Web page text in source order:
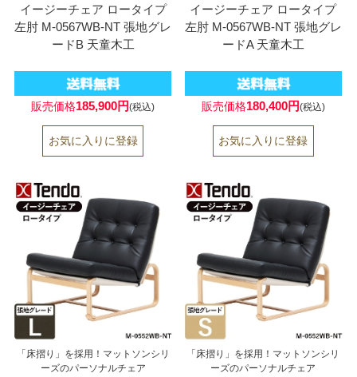
イージーチェア ロータイプ
左肘 M-0567WB-NT 張地グレ
ードB 天童木工
販売価格185,900円(税込)
イージーチェア ロータイプ
左肘 M-0567WB-NT 張地グレ
ードA 天童木工
販売価格180,400円(税込)
「床摺り」を採用！マットソンシリ
ーズのパーソナルチェア
「床摺り」を採用！マットソンシリ
ーズのパーソナルチェア